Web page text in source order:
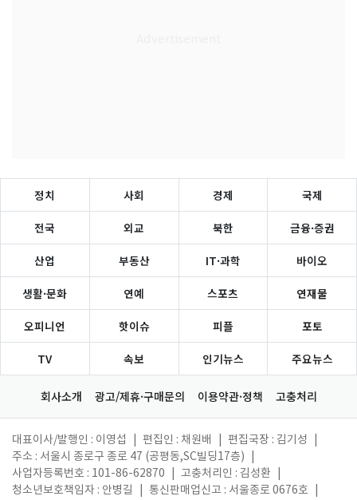
정치 사회 경제 국제
전국 외교 북한 금융·증권
산업 부동산 IT·과학 바이오
생활·문화 연예 스포츠 연재물
오피니언 핫이슈 피플 포토
TV 속보 인기뉴스 주요뉴스
회사소개 광고/제휴·구매문의 이용약관·정책 고충처리
대표이사/발행인 : 이영섭 편집인 : 채원배 편집국장 : 김기성
주소 : 서울시 종로구 종로 47 (공평동,SC빌딩17층)
사업자등록번호 : 101-86-62870
고충처리인 : 김성환
청소년보호책임자 : 안병길
통신판매업신고 : 서울종로 0676호